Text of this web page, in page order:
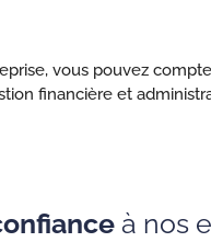
vous pouvez
financière et
à nos